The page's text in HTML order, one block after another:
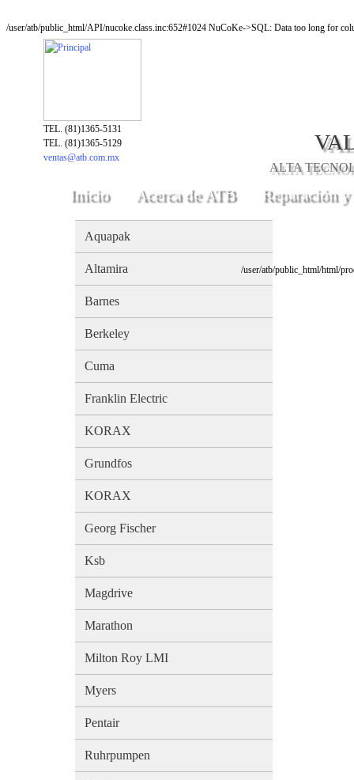
/user/atb/public_html/API/nucoke.class.inc:652#1024 NuCoKe->SQL: Data too long for
TEL. (81)1365-5131
TEL. (81)1365-5129
ventas@atb.com.mx
ALTA
Inicio Acerca de ATB Reparación
Aquapak
Altamira
Barnes
Berkeley
Cuma
Franklin Electric
KORAX
Grundfos
KORAX
Georg Fischer
Ksb
Magdrive
Marathon
Milton Roy LMI
Myers
Pentair
Ruhrpumpen
/user/atb/public_html/html/